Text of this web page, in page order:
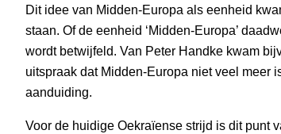
Dit idee van Midden-Europa als eenheid
staan. Of de eenheid ‘Midden-Europa’
wordt betwijfeld. Van Peter Handke kwam
uitspraak dat Midden-Europa niet veel meer
aanduiding.
Voor de huidige Oekraïense strijd is dit punt